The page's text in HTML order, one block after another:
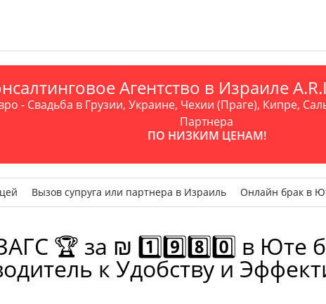
Агентство в Израиле
- Свадьба в Грузии, Украине, Чехии (Праге), Кипре,
Партнера
ПО НИЗКИМ ЦЕНАМ!
Вызов супруга или партнера в Израиль Онлайн брак в
🏆 за ₪ 1️⃣9️⃣8️⃣0️⃣ в Юте
к Удобству и